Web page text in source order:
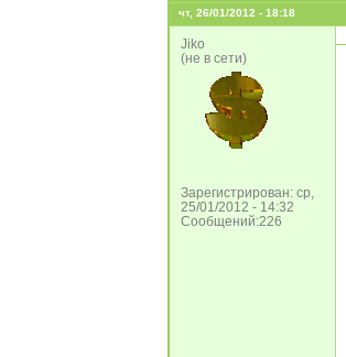
чт, 26/01/2012 - 18:18
Jiko
(не в сети)
Зарегистрирован: ср,
25/01/2012 - 14:32
Сообщений:226